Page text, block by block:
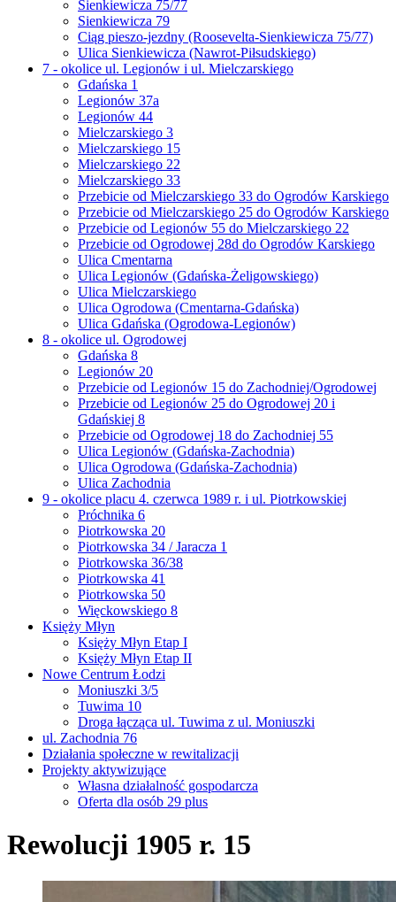
Sienkiewicza 75/77
Sienkiewicza 79
Ciąg pieszo-jezdny (Roosevelta-Sienkiewicza 75/77)
Ulica Sienkiewicza (Nawrot-Piłsudskiego)
7 - okolice ul. Legionów i ul. Mielczarskiego
Gdańska 1
Legionów 37a
Legionów 44
Mielczarskiego 3
Mielczarskiego 15
Mielczarskiego 22
Mielczarskiego 33
Przebicie od Mielczarskiego 33 do Ogrodów Karskiego
Przebicie od Mielczarskiego 25 do Ogrodów Karskiego
Przebicie od Legionów 55 do Mielczarskiego 22
Przebicie od Ogrodowej 28d do Ogrodów Karskiego
Ulica Cmentarna
Ulica Legionów (Gdańska-Żeligowskiego)
Ulica Mielczarskiego
Ulica Ogrodowa (Cmentarna-Gdańska)
Ulica Gdańska (Ogrodowa-Legionów)
8 - okolice ul. Ogrodowej
Gdańska 8
Legionów 20
Przebicie od Legionów 15 do Zachodniej/Ogrodowej
Przebicie od Legionów 25 do Ogrodowej 20 i
Gdańskiej 8
Przebicie od Ogrodowej 18 do Zachodniej 55
Ulica Legionów (Gdańska-Zachodnia)
Ulica Ogrodowa (Gdańska-Zachodnia)
Ulica Zachodnia
9 - okolice placu 4. czerwca 1989 r. i ul. Piotrkowskiej
Próchnika 6
Piotrkowska 20
Piotrkowska 34 / Jaracza 1
Piotrkowska 36/38
Piotrkowska 41
Piotrkowska 50
Więckowskiego 8
Księży Młyn
Księży Młyn Etap I
Księży Młyn Etap II
Nowe Centrum Łodzi
Moniuszki 3/5
Tuwima 10
Droga łącząca ul. Tuwima z ul. Moniuszki
ul. Zachodnia 76
Działania społeczne w rewitalizacji
Projekty aktywizujące
Własna działalność gospodarcza
Oferta dla osób 29 plus
Rewolucji 1905 r. 15